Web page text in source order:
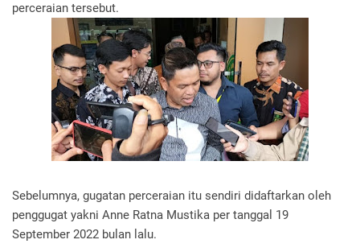
perceraian tersebut.
Sebelumnya, gugatan perceraian itu sendiri didaftarkan oleh
penggugat yakni Anne Ratna Mustika per tanggal 19
September 2022 bulan lalu.